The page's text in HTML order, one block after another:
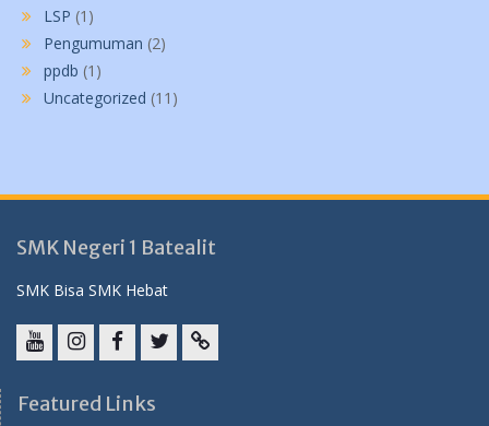
LSP (1)
Pengumuman (2)
ppdb (1)
Uncategorized (11)
SMK Negeri 1 Batealit
SMK Bisa SMK Hebat
Featured Links